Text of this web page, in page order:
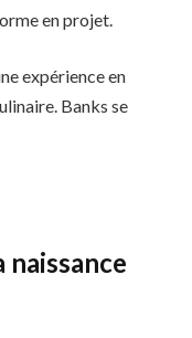
en projet.
expérience en
Banks se
naissance